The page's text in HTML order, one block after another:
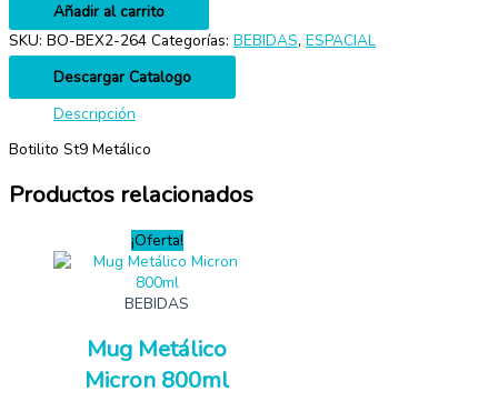
Añadir al carrito
SKU: BO-BEX2-264 Categorías: BEBIDAS, ESPACIAL
Descargar Catalogo
Descripción
Botilito St9 Metálico
Productos relacionados
¡Oferta!
BEBIDAS
Mug Metálico
Micron 800ml